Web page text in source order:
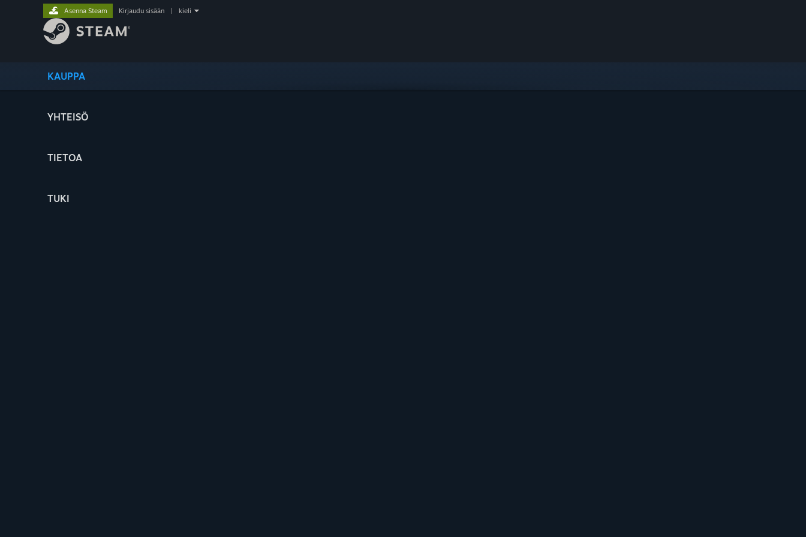
KAUPPA
YHTEISÖ
TIETOA
TUKI
Asenna Steam Kirjaudu sisään kieli